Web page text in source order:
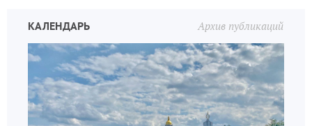
Архив публикаций
КАЛЕНДАРЬ